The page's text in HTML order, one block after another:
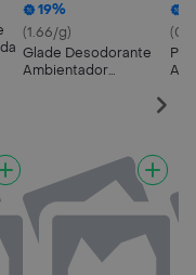
19%
(1.66/g)
Glade Desodorante
Ambientador